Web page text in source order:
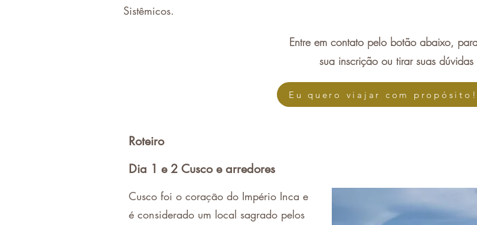
Sistêmicos.
Entre em contato pelo botão abaixo,
sua inscrição ou tirar suas dúvidas
Eu quero viajar com propósito!
Roteiro
Dia 1 e 2 Cusco e arredores
Cusco foi o coração do Império Inca e
é considerado um local sagrado pelos